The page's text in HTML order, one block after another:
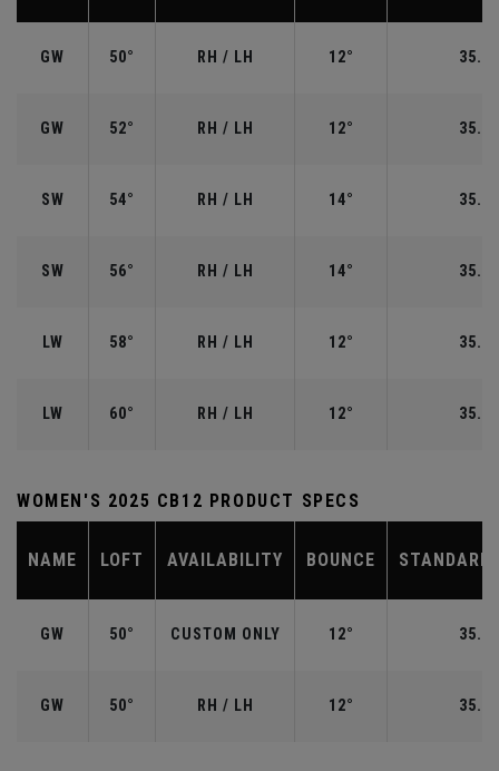
GW 50° RH / LH 12°
GW 52° RH / LH 12°
SW 54° RH / LH 14°
SW 56° RH / LH 14°
LW 58° RH / LH 12°
LW 60° RH / LH 12°
WOMEN'S 2025 CB12 PRODUCT SPECS
NAME LOFT AVAILABILITY BOUNCE STANDARD
GW 50° CUSTOM ONLY 12°
GW 50° RH / LH 12°